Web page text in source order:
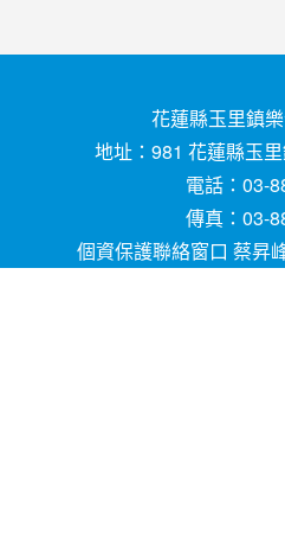
花蓮縣玉里鎮
地址：981 花蓮縣玉
電話：03-
傳真：03-
個資保護聯絡窗口 蔡昇